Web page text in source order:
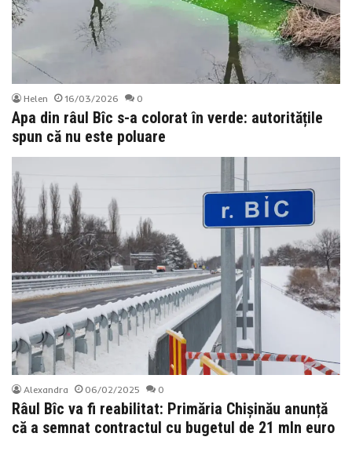
Helen 16/03/2026 0
Apa din râul Bîc s-a colorat în verde: autoritățile
spun că nu este poluare
Alexandra 06/02/2025 0
Râul Bîc va fi reabilitat: Primăria Chișinău anunță
că a semnat contractul cu bugetul de 21 mln euro